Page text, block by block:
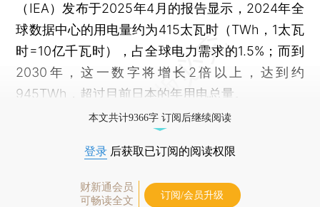
（IEA）发布于2025年4月的报告显示，2024年全
球数据中心的用电量约为415太瓦时（TWh，1太瓦
时=10亿千瓦时），占全球电力需求的1.5%；而到
2030年，这一数字将增长2倍以上，达到约
945TWh，超过目前日本的年用电总量。
本文共计9366字 订阅后继续阅读
登录 后获取已订阅的阅读权限
财新通会员
可畅读全文
订阅/会员升级